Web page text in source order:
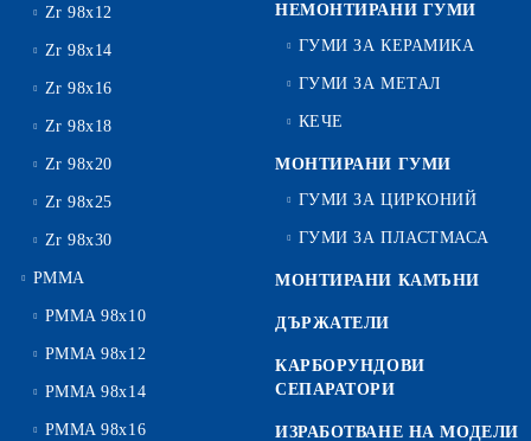
Zr 98x12
Zr 98x14
Zr 98x16
Zr 98x18
Zr 98x20
Zr 98x25
Zr 98x30
PMMA
PMMA 98x10
PMMA 98x12
PMMA 98x14
PMMA 98x16
НЕМОНТИРАНИ ГУМИ
ГУМИ ЗА КЕРАМИКА
ГУМИ ЗА МЕТАЛ
КЕЧЕ
МОНТИРАНИ ГУМИ
ГУМИ ЗА ЦИРКОНИЙ
ГУМИ ЗА ПЛАСТМАСА
МОНТИРАНИ КАМЪНИ
ДЪРЖАТЕЛИ
КАРБОРУНДОВИ
СЕПАРАТОРИ
ИЗРАБОТВАНЕ НА МОДЕЛИ